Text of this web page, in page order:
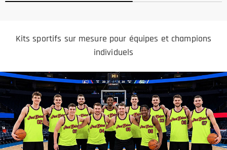
Kits sportifs sur mesure pour équipes et champions
individuels